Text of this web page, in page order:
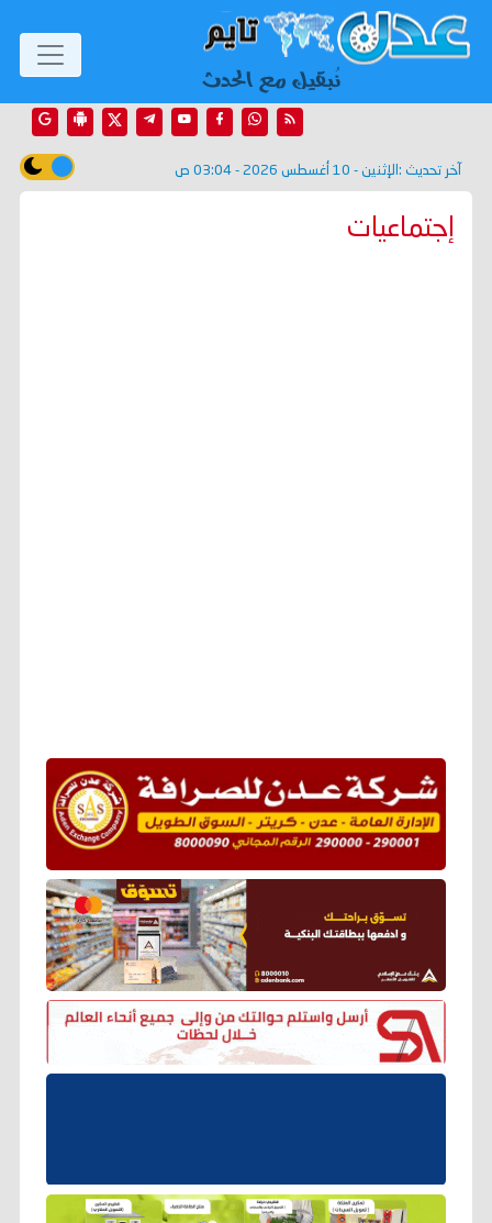
آخر تحديث : الإثنين - 10 أغسطس 2026 - 03:04 ص
إجتماعيات